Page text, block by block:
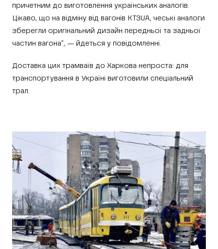
причетним до виготовлення українських аналогів.
Цікаво, що на відміну від вагонів КТ3UA, чеські аналоги
зберегли оригінальний дизайн передньої та задньої
частин вагона”, — йдеться у повідомленні.
Доставка цих трамваїв до Харкова непроста: для
транспортування в Україні виготовили спеціальний
трал.